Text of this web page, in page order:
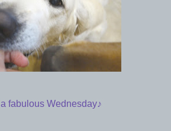
fabulous Wednesday♪